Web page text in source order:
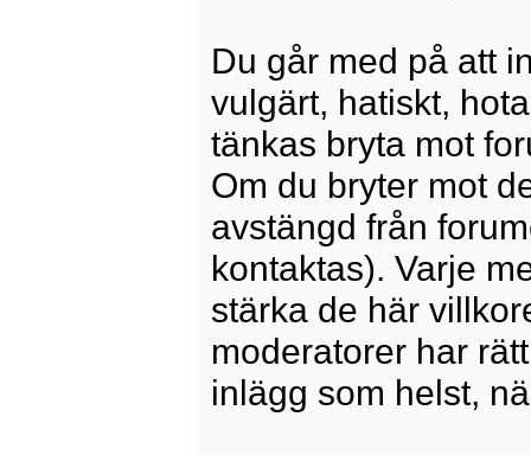
Du går med på att
vulgärt, hatiskt,
tänkas bryta mot
Om du bryter mot
avstängd från
kontaktas). Varje
stärka de här
moderatorer har
inlägg som helst,